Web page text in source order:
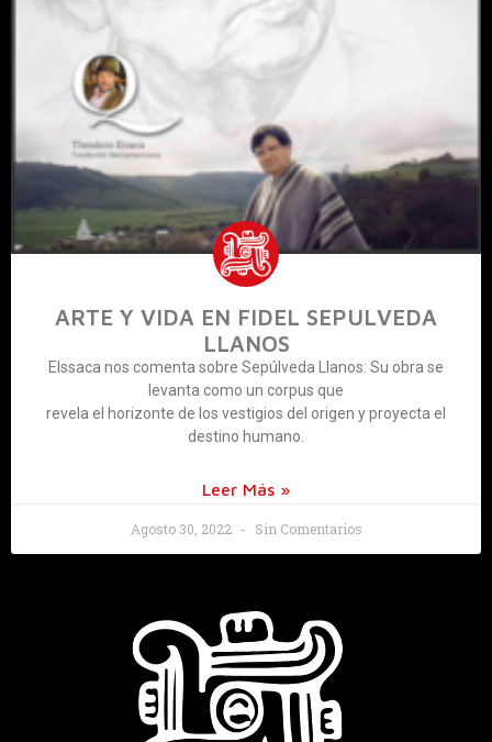
ARTE Y VIDA EN FIDEL SEPULVEDA
LLANOS
Elssaca nos comenta sobre Sepúlveda Llanos: Su obra se
levanta como un corpus que
revela el horizonte de los vestigios del origen y proyecta el
destino humano.
Leer Más »
Agosto 30, 2022 Sin Comentarios